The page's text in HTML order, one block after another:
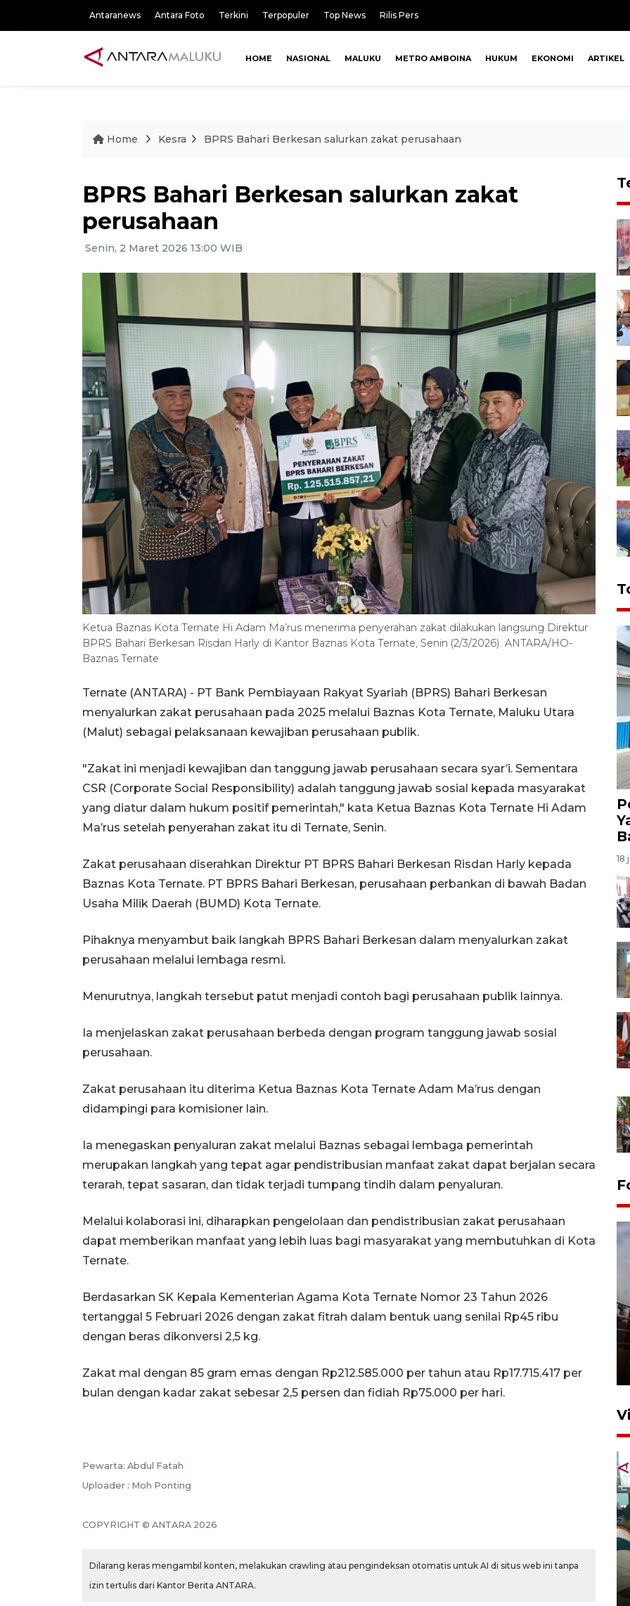
Antaranews Antara Foto Terkini Terpopuler Top News Rilis Pers
HOME NASIONAL MALUKU METRO AMBOINA HUKUM EKONOMI ARTIKEL
Home Kesra BPRS Bahari Berkesan salurkan zakat perusahaan
BPRS Bahari Berkesan salurkan zakat
perusahaan
Senin, 2 Maret 2026 13:00 WIB
Ketua Baznas Kota Ternate Hi Adam Ma’rus menerima penyerahan zakat dilakukan langsung Direktur
BPRS Bahari Berkesan Risdan Harly di Kantor Baznas Kota Ternate, Senin (2/3/2026). ANTARA/HO-
Baznas Ternate
Ternate (ANTARA) - PT Bank Pembiayaan Rakyat Syariah (BPRS) Bahari Berkesan
menyalurkan zakat perusahaan pada 2025 melalui Baznas Kota Ternate, Maluku Utara
(Malut) sebagai pelaksanaan kewajiban perusahaan publik.
"Zakat ini menjadi kewajiban dan tanggung jawab perusahaan secara syar’i. Sementara
CSR (Corporate Social Responsibility) adalah tanggung jawab sosial kepada masyarakat
yang diatur dalam hukum positif pemerintah," kata Ketua Baznas Kota Ternate Hi Adam
Ma’rus setelah penyerahan zakat itu di Ternate, Senin.
Zakat perusahaan diserahkan Direktur PT BPRS Bahari Berkesan Risdan Harly kepada
Baznas Kota Ternate. PT BPRS Bahari Berkesan, perusahaan perbankan di bawah Badan
Usaha Milik Daerah (BUMD) Kota Ternate.
Pihaknya menyambut baik langkah BPRS Bahari Berkesan dalam menyalurkan zakat
perusahaan melalui lembaga resmi.
Menurutnya, langkah tersebut patut menjadi contoh bagi perusahaan publik lainnya.
Ia menjelaskan zakat perusahaan berbeda dengan program tanggung jawab sosial
perusahaan.
Zakat perusahaan itu diterima Ketua Baznas Kota Ternate Adam Ma’rus dengan
didampingi para komisioner lain.
Ia menegaskan penyaluran zakat melalui Baznas sebagai lembaga pemerintah
merupakan langkah yang tepat agar pendistribusian manfaat zakat dapat berjalan secara
terarah, tepat sasaran, dan tidak terjadi tumpang tindih dalam penyaluran.
Melalui kolaborasi ini, diharapkan pengelolaan dan pendistribusian zakat perusahaan
dapat memberikan manfaat yang lebih luas bagi masyarakat yang membutuhkan di Kota
Ternate.
Berdasarkan SK Kepala Kementerian Agama Kota Ternate Nomor 23 Tahun 2026
tertanggal 5 Februari 2026 dengan zakat fitrah dalam bentuk uang senilai Rp45 ribu
dengan beras dikonversi 2,5 kg.
Zakat mal dengan 85 gram emas dengan Rp212.585.000 per tahun atau Rp17.715.417 per
bulan dengan kadar zakat sebesar 2,5 persen dan fidiah Rp75.000 per hari.
Pewarta: Abdul Fatah
Uploader : Moh Ponting
COPYRIGHT © ANTARA 2026
Dilarang keras mengambil konten, melakukan crawling atau pengindeksan otomatis untuk AI di situs web ini tanpa
izin tertulis dari Kantor Berita ANTARA.
18
5 Mei 2026 05:32
ruang pada anak di lembaga